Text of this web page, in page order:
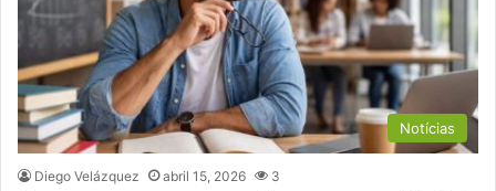
Notícias
Diego Velázquez abril 15, 2026 3